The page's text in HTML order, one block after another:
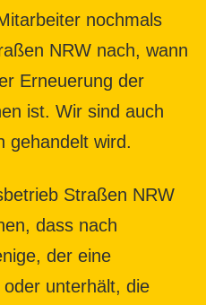
nochmals
NRW nach, wann
Erneuerung der
ist. Wir sind auch
gehandelt wird.
Straßen NRW
dass nach
der eine
unterhält, die